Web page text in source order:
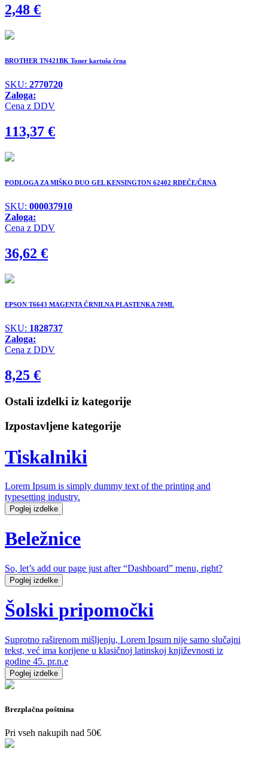
2,48 €
BROTHER TN421BK Toner kartuša črna
SKU: 2770720
Zaloga:
Cena z DDV
113,37 €
PODLOGA ZA MIŠKO DUO GEL KENSINGTON 62402 RDEČE/ČRNA
SKU: 000037910
Zaloga:
Cena z DDV
36,62 €
EPSON T6643 MAGENTA ČRNILNA PLASTENKA 70ML
SKU: 1828737
Zaloga:
Cena z DDV
8,25 €
Ostali izdelki iz kategorije
Izpostavljene kategorije
Tiskalniki
Lorem Ipsum is simply dummy text of the printing and
typesetting industry.
Poglej izdelke
Beležnice
So, let’s add our page just after “Dashboard” menu, right?
Poglej izdelke
Šolski pripomočki
Suprotno raširenom mišljenju, Lorem Ipsum nije samo slučajni
tekst, već ima korijene u klasičnoj latinskoj književnosti iz
godine 45. pr.n.e
Poglej izdelke
Brezplačna poštnina
Pri vseh nakupih nad 50€